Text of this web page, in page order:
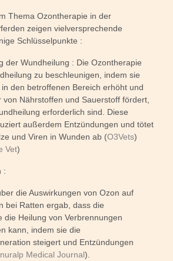
Thema Ozontherapie in der
zeigen vielversprechende
Schlüsselpunkte :
der Wundheilung : Die Ozontherapie
zu beschleunigen, indem sie
den betroffenen Bereich erhöht und
von Nährstoffen und Sauerstoff fördert,
erforderlich sind. Diese
außerdem Entzündungen und tötet
und Viren in Wunden ab (O3Vets)
Vet)
:
die Auswirkungen von Ozon auf
bei Ratten ergab, dass die
die Heilung von Verbrennungen
kann, indem sie die
steigert und Entzündungen
Medical Journal).